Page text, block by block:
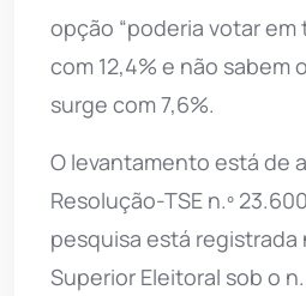
opção “poderia votar em
com 12,4% e não sabem
surge com 7,6%.
O levantamento está de
Resolução-TSE n.º
pesquisa está registrada
Superior Eleitoral sob o